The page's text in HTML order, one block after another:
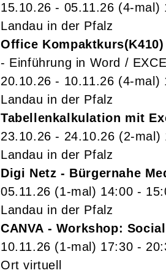
15.10.26 - 05.11.26 (4-mal)
Landau in der Pfalz
Office Kompaktkurs K410
- Einführung in Word /
20.10.26 - 10.11.26 (4-mal)
Landau in der Pfalz
Tabellenkalkulation mit
23.10.26 - 24.10.26 (2-mal)
Landau in der Pfalz
Digi Netz - Bürgernahe
05.11.26 (1-mal) 14:00 -
Landau in der Pfalz
CANVA - Workshop:
10.11.26 (1-mal) 17:30 -
Ort virtuell